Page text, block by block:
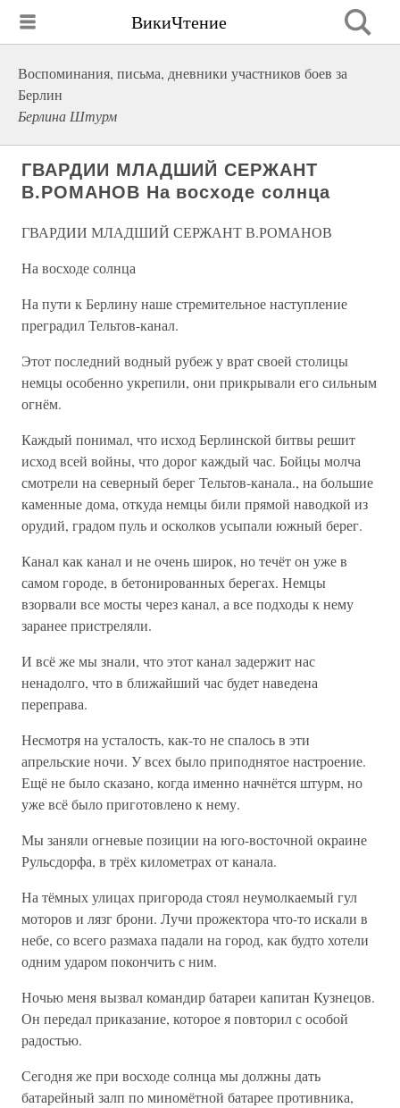
ВикиЧтение
Воспоминания, письма, дневники участников боев за
Берлин
Берлина Штурм
ГВАРДИИ МЛАДШИЙ СЕРЖАНТ
В.РОМАНОВ На восходе солнца
ГВАРДИИ МЛАДШИЙ СЕРЖАНТ В.РОМАНОВ
На восходе солнца
На пути к Берлину наше стремительное наступление
преградил Тельтов-канал.
Этот последний водный рубеж у врат своей столицы
немцы особенно укрепили, они прикрывали его сильным
огнём.
Каждый понимал, что исход Берлинской битвы решит
исход всей войны, что дорог каждый час. Бойцы молча
смотрели на северный берег Тельтов-канала., на большие
каменные дома, откуда немцы били прямой наводкой из
орудий, градом пуль и осколков усыпали южный берег.
Канал как канал и не очень широк, но течёт он уже в
самом городе, в бетонированных берегах. Немцы
взорвали все мосты через канал, а все подходы к нему
заранее пристреляли.
И всё же мы знали, что этот канал задержит нас
ненадолго, что в ближайший час будет наведена
переправа.
Несмотря на усталость, как-то не спалось в эти
апрельские ночи. У всех было приподнятое настроение.
Ещё не было сказано, когда именно начнётся штурм, но
уже всё было приготовлено к нему.
Мы заняли огневые позиции на юго-восточной окраине
Рульсдорфа, в трёх километрах от канала.
На тёмных улицах пригорода стоял неумолкаемый гул
моторов и лязг брони. Лучи прожектора что-то искали в
небе, со всего размаха падали на город, как будто хотели
одним ударом покончить с ним.
Ночью меня вызвал командир батареи капитан Кузнецов.
Он передал приказание, которое я повторил с особой
радостью.
Сегодня же при восходе солнца мы должны дать
батарейный залп по миномётной батарее противника,